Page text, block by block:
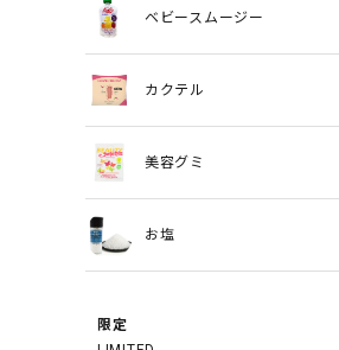
ベビースムージー
カクテル
美容グミ
お塩
限定